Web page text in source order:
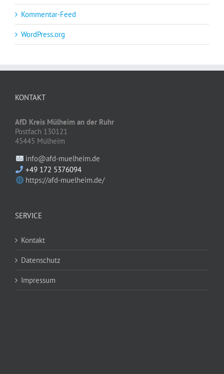
Kommentar-Feed
WordPress.org
KONTAKT
AfD Kreis Mülheim an der Ruhr
Postfach 130121
45445 Mülheim
info@afd-muelheim.de
+49 172 5376094
https://afd-muelheim.de/
SERVICE
Kontakt
Datenschutz
Impressum